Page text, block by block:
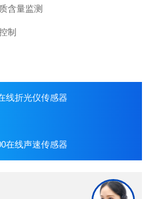
含量监测
制
线折光仪传感器
在线声速传感器